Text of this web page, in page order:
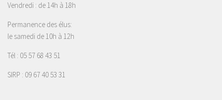
Vendredi : de 14h à 18h
Permanence des élus:
le samedi de 10h à 12h
Tél : 05 57 68 43 51
SIRP : 09 67 40 53 31